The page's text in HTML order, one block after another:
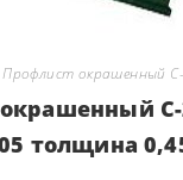
Профлист окрашенный
С-
толщина